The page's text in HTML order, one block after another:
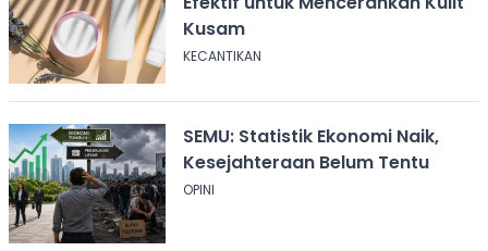
Kusam
KECANTIKAN
SEMU: Statistik Ekonomi Naik,
Kesejahteraan Belum Tentu
OPINI